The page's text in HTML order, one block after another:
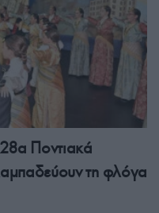
Ποντιακά
τη φλόγα